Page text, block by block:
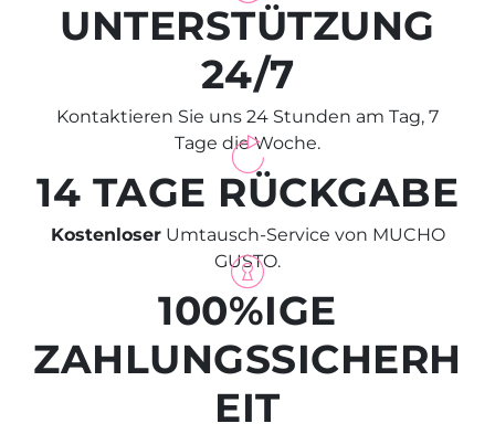
UNTERSTÜTZUNG
24/7
Kontaktieren Sie uns 24 Stunden am Tag, 7
Tage die Woche.
14 TAGE RÜCKGABE
KostenloserUmtausch-Service von MUCHO
GUSTO.
100%IGE
ZAHLUNGSSICHERH
EIT